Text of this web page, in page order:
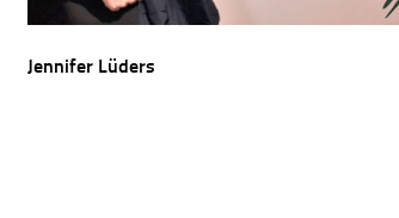
Jennifer Lüders